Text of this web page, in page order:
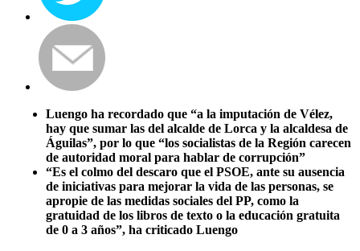
Luengo ha recordado que “a la imputación de Vélez,
hay que sumar las del alcalde de Lorca y la alcaldesa de
Águilas”, por lo que “los socialistas de la Región carecen
de autoridad moral para hablar de corrupción”
“Es el colmo del descaro que el PSOE, ante su ausencia
de iniciativas para mejorar la vida de las personas, se
apropie de las medidas sociales del PP, como la
gratuidad de los libros de texto o la educación gratuita
de 0 a 3 años”, ha criticado Luengo